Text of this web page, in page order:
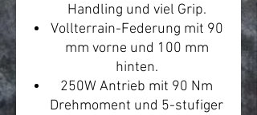
Handling und viel Grip.
Vollterrain-Federung mit 90
mm vorne und 100 mm
hinten.
250W Antrieb mit 90 Nm
Drehmoment und 5-stufiger